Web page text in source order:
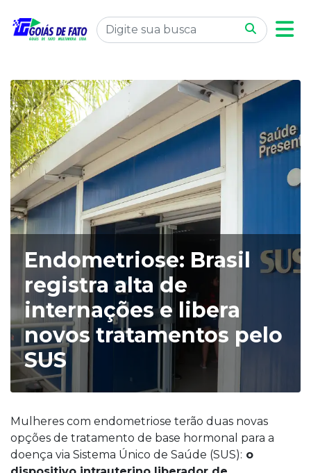
Endometriose: Brasil
registra alta de
internações e libera
novos tratamentos pelo
SUS
Mulheres com endometriose terão duas novas
opções de tratamento de base hormonal para a
doença via Sistema Único de Saúde (SUS): o